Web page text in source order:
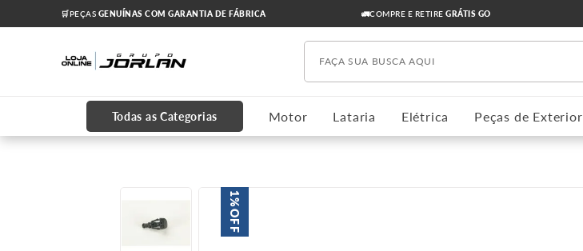
🛒PEÇAS GENUÍNAS COM GARANTIA DE FÁBRICA 🚛COMPRE E RETIREGRÁTIS GO
Faça sua busca aqui
Todas as Categorias Motor Lataria Elétrica Peças de Exterior
1%
OFF
1
chevrolet
2º
onix
amortecedores